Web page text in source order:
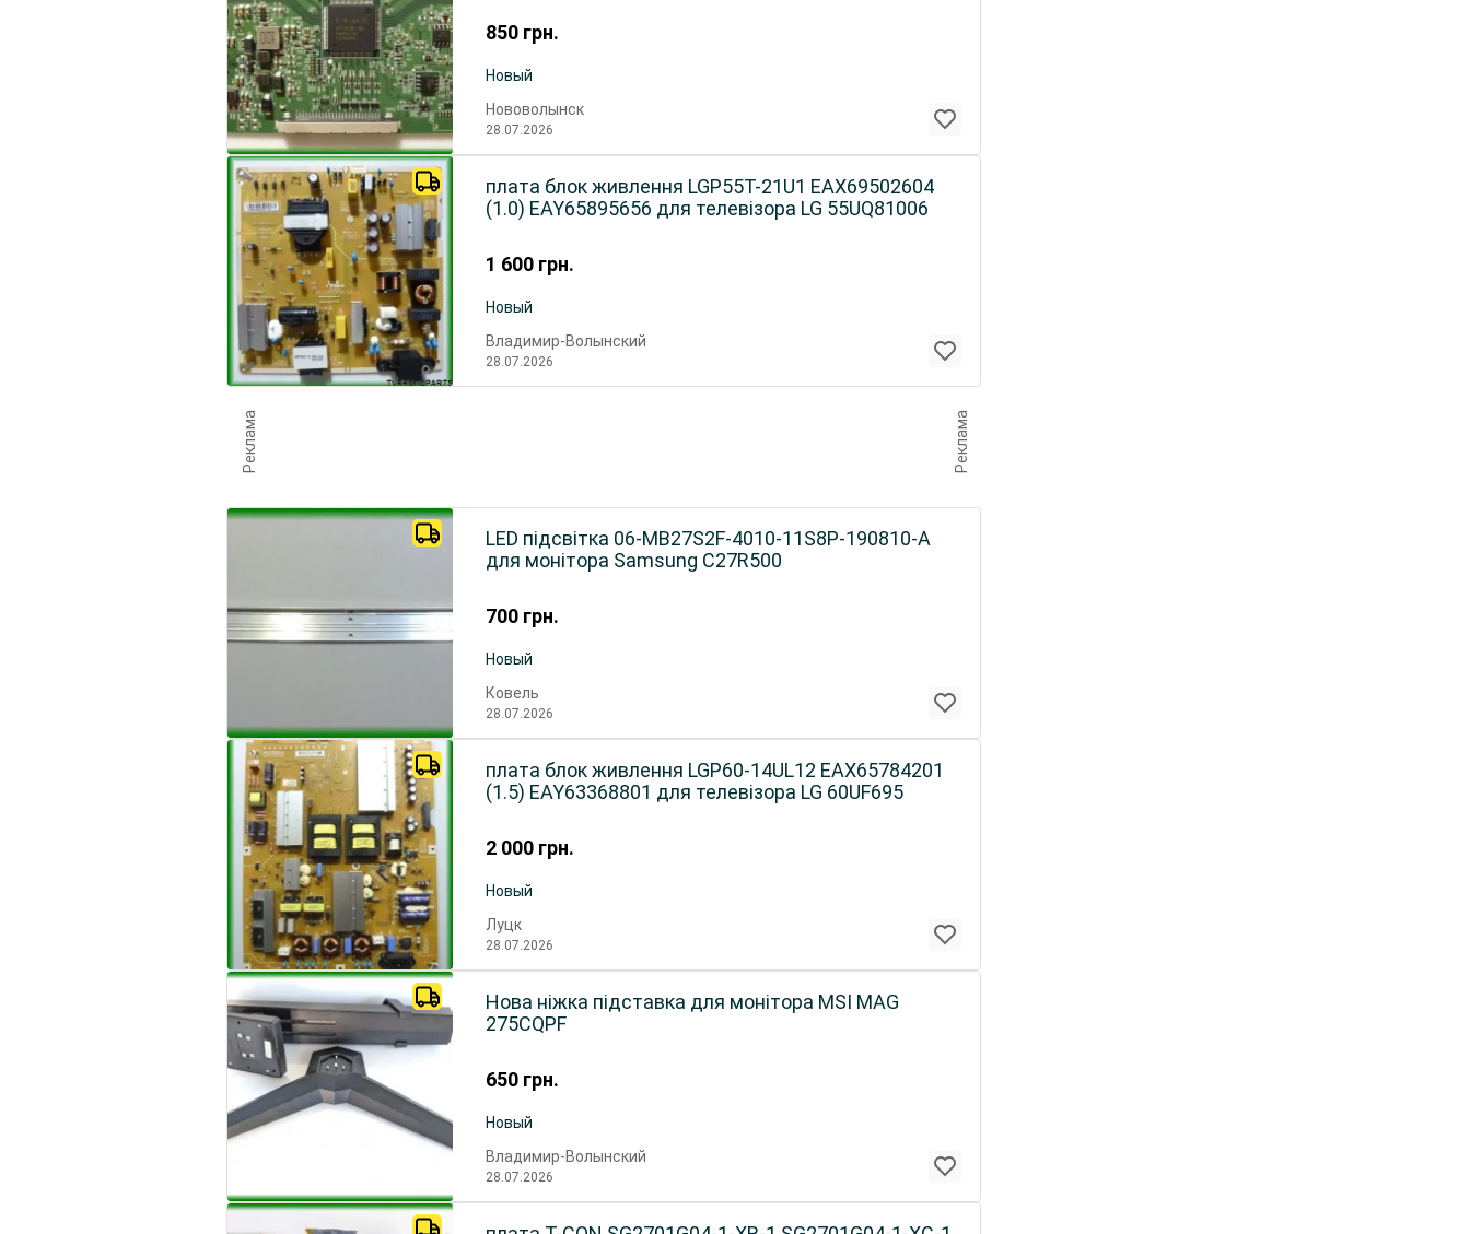
850 грн.
Новый
Нововолынск
28.07.2026
1 600 грн.
плата блок живлення LGP55T-21U1 EAX69502604
(1.0) EAY65895656 для телевізора LG 55UQ81006
Новый
Владимир-Волынский
28.07.2026
Реклама Реклама
700 грн.
LED підсвітка 06-MB27S2F-4010-11S8P-190810-A
для монітора Samsung C27R500
Новый
Ковель
28.07.2026
2 000 грн.
плата блок живлення LGP60-14UL12 EAX65784201
(1.5) EAY63368801 для телевізора LG 60UF695
Новый
Луцк
28.07.2026
650 грн.
Нова ніжка підставка для монітора MSI MAG
275CQPF
Новый
Владимир-Волынский
28.07.2026